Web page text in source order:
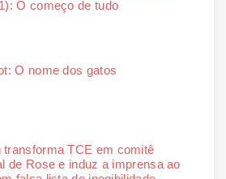
O começo de tudo
O nome dos gatos
transforma TCE em comitê
de Rose e induz a imprensa ao